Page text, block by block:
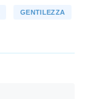
GENTILEZZA